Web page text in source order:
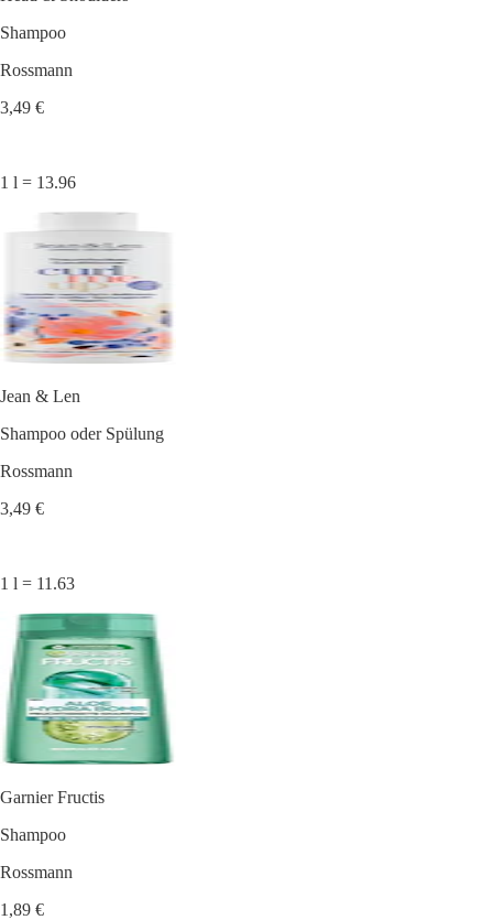
Shampoo
Rossmann
3,49 €
1 l = 13.96
Jean & Len
Shampoo oder Spülung
Rossmann
3,49 €
1 l = 11.63
Garnier Fructis
Shampoo
Rossmann
1,89 €